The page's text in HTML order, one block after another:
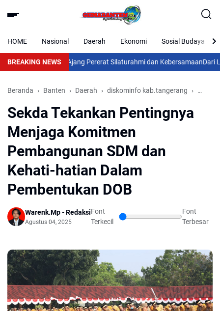
HOME Nasional Daerah Ekonomi Sosial Budaya
BREAKING NEWS
Challenge Jadi Ajang Pererat Silaturahmi dan KebersamaanDari
Beranda Banten Daerah diskominfo kab.tangerang
Sekda Tekankan Pentingnya
Menjaga Komitmen
Pembangunan SDM dan
Kehati-hatian Dalam
Pembentukan DOB
Warenk.Mp - Redaksi
Agustus 04, 2025
Font
Terkecil
Font
Terbesar